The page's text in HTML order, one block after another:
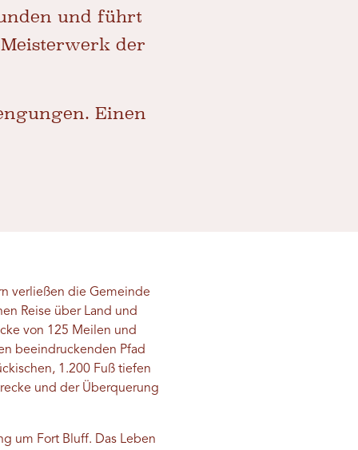
und führt
der
Einen
verließen die Gemeinde
Reise über Land und
von 125 Meilen und
beeindruckenden Pfad
1.200 Fuß tiefen
und der Überquerung
um Fort Bluff. Das Leben